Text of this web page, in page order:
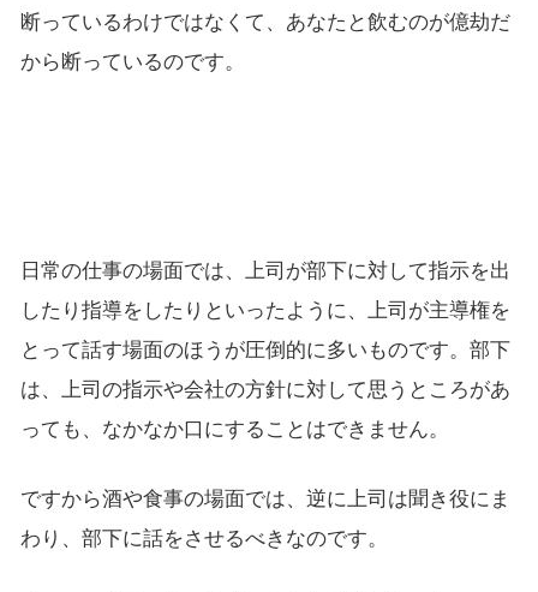
断っているわけではなくて、あなたと飲むのが億劫だ
から断っているのです。
日常の仕事の場面では、上司が部下に対して指示を出
したり指導をしたりといったように、上司が主導権を
とって話す場面のほうが圧倒的に多いものです。部下
は、上司の指示や会社の方針に対して思うところがあ
っても、なかなか口にすることはできません。
ですから酒や食事の場面では、逆に上司は聞き役にま
わり、部下に話をさせるべきなのです。